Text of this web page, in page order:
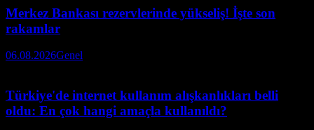
Merkez Bankası rezervlerinde yükseliş! İşte son
rakamlar
06.08.2026Genel
Türkiye'de internet kullanım alışkanlıkları belli
oldu: En çok hangi amaçla kullanıldı?